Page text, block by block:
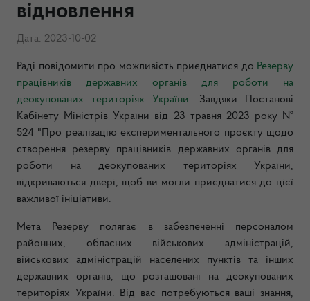
відновлення
Дата: 2023-10-02
Раді повідомити про можливість приєднатися до Резерву
працівників державних органів для роботи на
деокупованих територіях України. Завдяки Постанові
Кабінету Міністрів України від 23 травня 2023 року №
524 "Про реалізацію експериментального проєкту щодо
створення резерву працівників державних органів для
роботи на деокупованих територіях України,
відкриваються двері, щоб ви могли приєднатися до цієї
важливої ініціативи.
Мета Резерву полягає в забезпеченні персоналом
районних, обласних військових адміністрацій,
військових адміністрацій населених пунктів та інших
державних органів, що розташовані на деокупованих
територіях України. Від вас потребуються ваші знання,